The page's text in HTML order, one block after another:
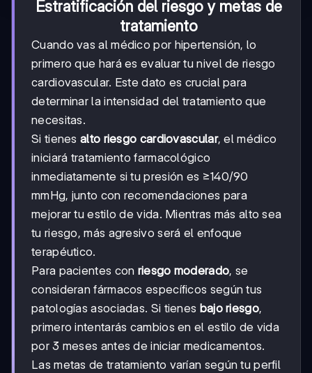
Estratificación del riesgo y metas de
tratamiento
Cuando vas al médico por hipertensión, lo
primero que hará es evaluar tu nivel de riesgo
cardiovascular. Este dato es crucial para
determinar la intensidad del tratamiento que
necesitas.
Si tienes alto riesgo cardiovascular, el médico
iniciará tratamiento farmacológico
inmediatamente si tu presión es ≥140/90
mmHg, junto con recomendaciones para
mejorar tu estilo de vida. Mientras más alto sea
tu riesgo, más agresivo será el enfoque
terapéutico.
Para pacientes con riesgo moderado, se
consideran fármacos específicos según tus
patologías asociadas. Si tienes bajo riesgo,
primero intentarás cambios en el estilo de vida
por 3 meses antes de iniciar medicamentos.
Las metas de tratamiento varían según tu perfil